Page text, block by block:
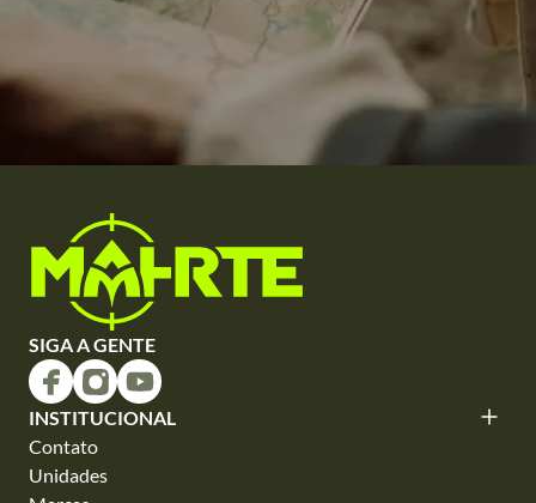
SIGA A GENTE
INSTITUCIONAL
Contato
Unidades